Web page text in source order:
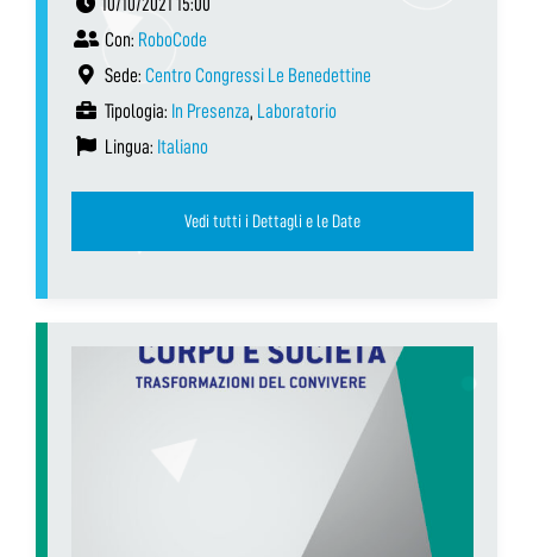
Con: RoboCode
Sede: Centro Congressi Le Benedettine
Tipologia: In Presenza, Laboratorio
Lingua: Italiano
Vedi tutti i Dettagli e le Date